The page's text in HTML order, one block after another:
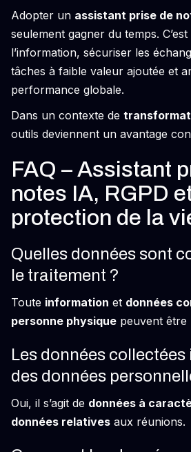
Adopter un assistant prise de
seulement gagner du temps.
l’information, sécuriser les
tâches à faible valeur ajoutée et
performance globale.
Dans un contexte de
outils deviennent un avantage
FAQ – Assistant
notes IA, RGPD
protection de la
Quelles données sont
le traitement ?
Toute information et données
personne physique peuvent être
Les données
des données
Oui, il s’agit de données à
données relatives aux réunions.